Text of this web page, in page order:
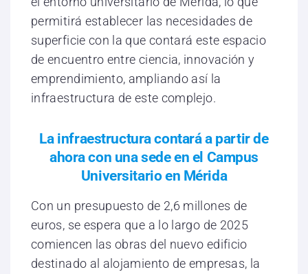
permitirá establecer las necesidades de
superficie con la que contará este espacio
de encuentro entre ciencia, innovación y
emprendimiento, ampliando así la
infraestructura de este complejo.
La infraestructura contará a partir de
ahora con una sede en el Campus
Universitario en Mérida
Con un presupuesto de 2,6 millones de
euros, se espera que a lo largo de 2025
comiencen las obras del nuevo edificio
destinado al alojamiento de empresas, la